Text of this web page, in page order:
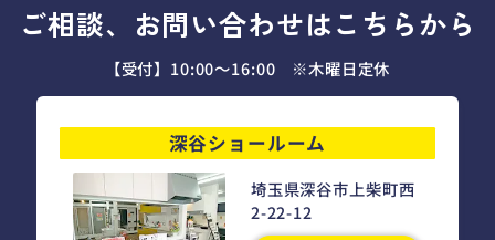
ご相談、お問い合わせはこちらから
【受付】10:00～16:00 ※木曜日定休
深谷ショールーム
埼玉県深谷市上柴町西
2-22-12